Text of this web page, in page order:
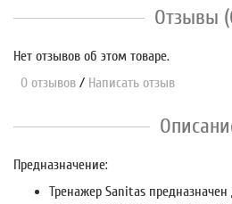
Отзывы
Нет отзывов об этом товаре.
0 отзывов / Написать отзыв
Предназначение:
Тренажер Sanitas